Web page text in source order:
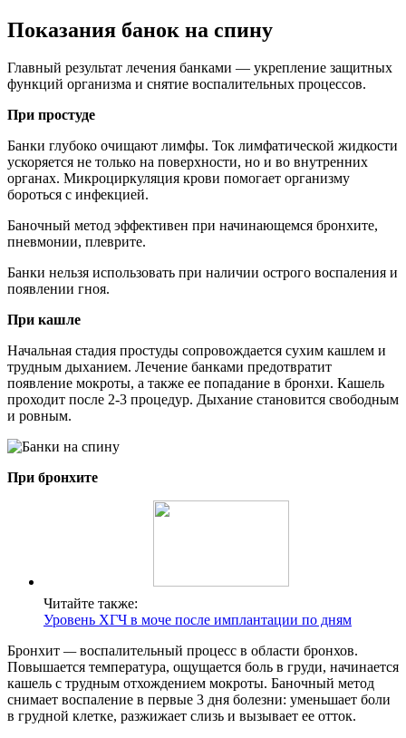
Показания банок на спину
Главный результат лечения банками — укрепление защитных
функций организма и снятие воспалительных процессов.
При простуде
Банки глубоко очищают лимфы. Ток лимфатической жидкости
ускоряется не только на поверхности, но и во внутренних
органах. Микроциркуляция крови помогает организму
бороться с инфекцией.
Баночный метод эффективен при начинающемся бронхите,
пневмонии, плеврите.
Банки нельзя использовать при наличии острого воспаления и
появлении гноя.
При кашле
Начальная стадия простуды сопровождается сухим кашлем и
трудным дыханием. Лечение банками предотвратит
появление мокроты, а также ее попадание в бронхи. Кашель
проходит после 2-3 процедур. Дыхание становится свободным
и ровным.
При бронхите
Читайте также:
Уровень ХГЧ в моче после имплантации по дням
Бронхит —воспалительный процесс в области бронхов.
Повышается температура, ощущается боль в груди, начинается
кашель с трудным отхождением мокроты. Баночный метод
снимает воспаление в первые 3 дня болезни: уменьшает боли
в грудной клетке, разжижает слизь и вызывает ее отток.